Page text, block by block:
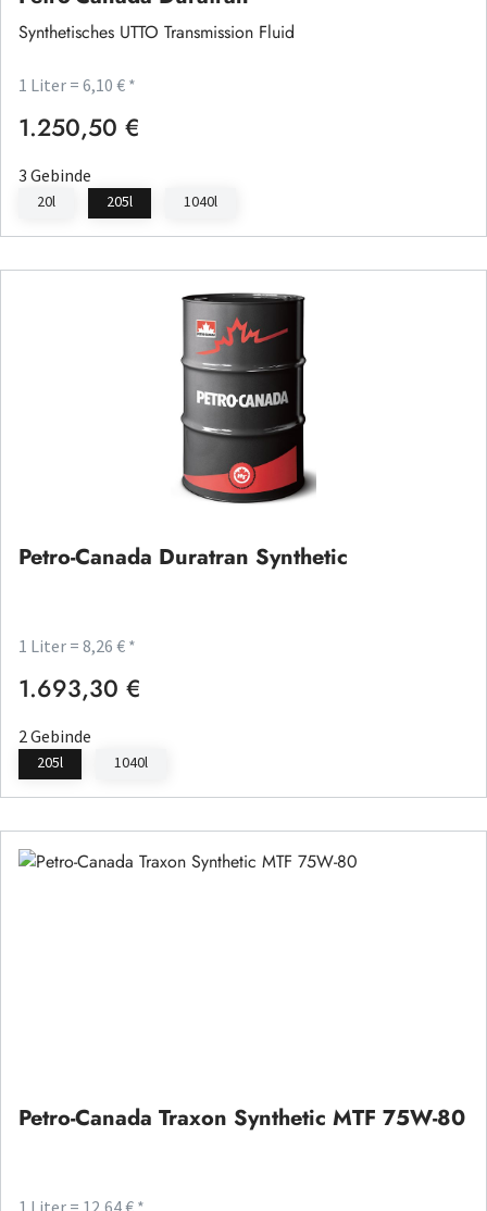
Synthetisches UTTO Transmission Fluid
1 Liter = 6,10 € *
Regulärer Preis:
1.250,50 €
3 Gebinde
20l 205l 1040l
Petro-Canada Duratran Synthetic
1 Liter = 8,26 € *
Regulärer Preis:
1.693,30 €
2 Gebinde
205l 1040l
Petro-Canada Traxon Synthetic MTF 75W-80
1 Liter = 12,64 € *